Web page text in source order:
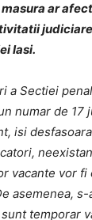
ar
Iasi.
a Sectiei
numar de 17
isi
vacante vor fi
asemenea,
temporar